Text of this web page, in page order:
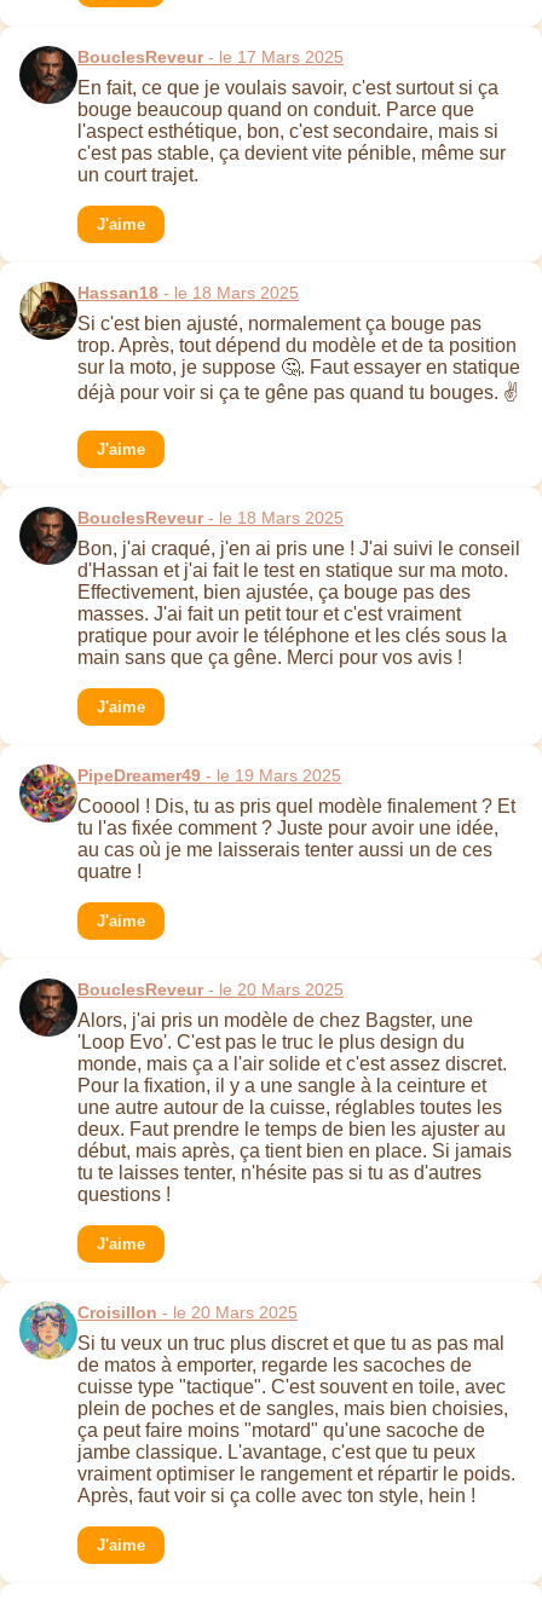
BouclesReveur- le 17 Mars 2025
En fait, ce que je voulais savoir, c'est surtout si ça
bouge beaucoup quand on conduit. Parce que
l'aspect esthétique, bon, c'est secondaire, mais si
c'est pas stable, ça devient vite pénible, même sur
un court trajet.
J'aime
Hassan18 - le 18 Mars 2025
Si c'est bien ajusté, normalement ça bouge pas
trop. Après, tout dépend du modèle et de ta position
sur la moto, je suppose 🤔. Faut essayer en statique
déjà pour voir si ça te gêne pas quand tu bouges. ✌️
J'aime
BouclesReveur- le 18 Mars 2025
Bon, j'ai craqué, j'en ai pris une ! J'ai suivi le conseil
d'Hassan et j'ai fait le test en statique sur ma moto.
Effectivement, bien ajustée, ça bouge pas des
masses. J'ai fait un petit tour et c'est vraiment
pratique pour avoir le téléphone et les clés sous la
main sans que ça gêne. Merci pour vos avis !
J'aime
PipeDreamer49 - le 19 Mars 2025
Cooool ! Dis, tu as pris quel modèle finalement ? Et
tu l'as fixée comment ? Juste pour avoir une idée,
au cas où je me laisserais tenter aussi un de ces
quatre !
J'aime
BouclesReveur- le 20 Mars 2025
Alors, j'ai pris un modèle de chez Bagster, une
'Loop Evo'. C'est pas le truc le plus design du
monde, mais ça a l'air solide et c'est assez discret.
Pour la fixation, il y a une sangle à la ceinture et
une autre autour de la cuisse, réglables toutes les
deux. Faut prendre le temps de bien les ajuster au
début, mais après, ça tient bien en place. Si jamais
tu te laisses tenter, n'hésite pas si tu as d'autres
questions !
J'aime
Croisillon - le 20 Mars 2025
Si tu veux un truc plus discret et que tu as pas mal
de matos à emporter, regarde les sacoches de
cuisse type "tactique". C'est souvent en toile, avec
plein de poches et de sangles, mais bien choisies,
ça peut faire moins "motard" qu'une sacoche de
jambe classique. L'avantage, c'est que tu peux
vraiment optimiser le rangement et répartir le poids.
Après, faut voir si ça colle avec ton style, hein !
J'aime